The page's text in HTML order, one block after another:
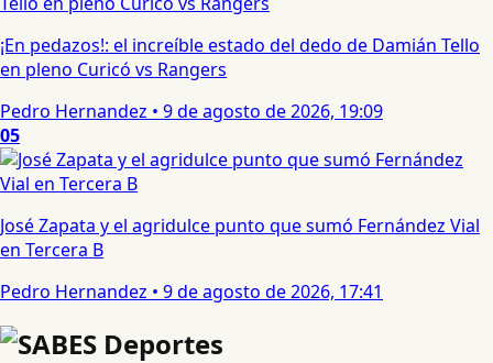
¡En pedazos!: el increíble estado del dedo de Damián Tello
en pleno Curicó vs Rangers
Pedro Hernandez • 9 de agosto de 2026, 19:09
05
José Zapata y el agridulce punto que sumó Fernández Vial
en Tercera B
Pedro Hernandez • 9 de agosto de 2026, 17:41